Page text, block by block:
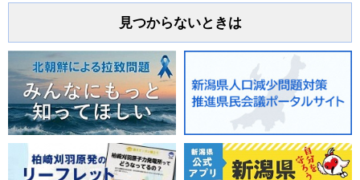
見つからないときは